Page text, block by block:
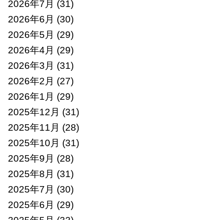
2026年7月 (31)
2026年6月 (30)
2026年5月 (29)
2026年4月 (29)
2026年3月 (31)
2026年2月 (27)
2026年1月 (29)
2025年12月 (31)
2025年11月 (28)
2025年10月 (31)
2025年9月 (28)
2025年8月 (31)
2025年7月 (30)
2025年6月 (29)